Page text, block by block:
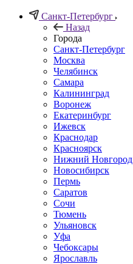
Санкт-Петербург
Назад
Города
Санкт-Петербург
Москва
Челябинск
Самара
Калининград
Воронеж
Екатеринбург
Ижевск
Краснодар
Красноярск
Нижний Новгород
Новосибирск
Пермь
Саратов
Сочи
Тюмень
Ульяновск
Уфа
Чебоксары
Ярославль